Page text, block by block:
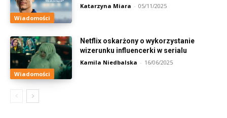
Wiadomości
Katarzyna Miara - 05/11/2025
Wiadomości
Netflix oskarżony o wykorzystanie
wizerunku influencerki w serialu
Kamila Niedbalska - 16/06/2025